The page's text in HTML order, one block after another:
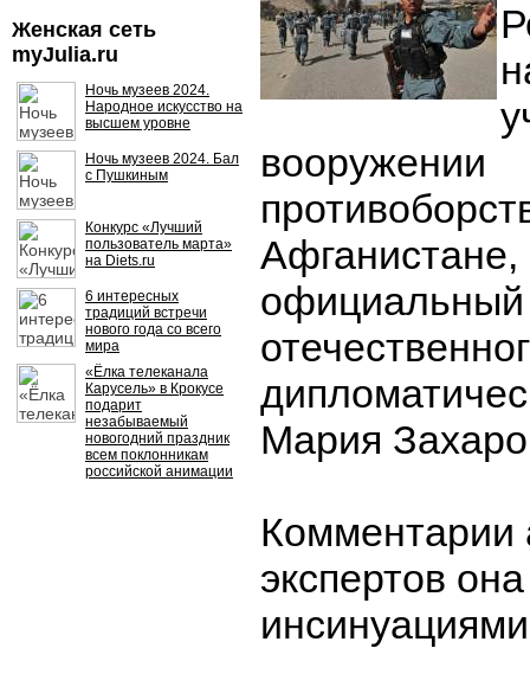
Женская сеть
myJulia.ru
Ночь музеев 2024.
Народное искусство на
высшем уровне
Ночь музеев 2024. Бал
с Пушкиным
Конкурс «Лучший
пользователь марта»
на Diets.ru
6 интересных
традиций встречи
нового года со всего
мира
«Ёлка телеканала
Карусель» в Крокусе
подарит
незабываемый
новогодний праздник
всем поклонникам
российской анимации
вооружении
Афганистане,
официальный
Мария
Комментарии
экспертов